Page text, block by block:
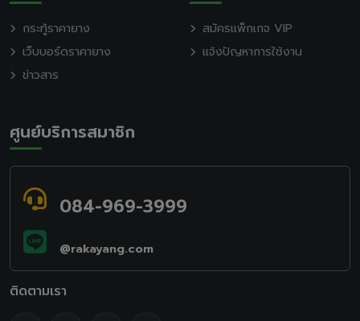
กระทู้ราคายาง
เว็บบอร์ดราคายาง
ข่าวสาร
สมัครแพ็กเกจ VIP
แจ้งปัญหาการใช้งาน
ศูนย์บริการสมาชิก
084-969-3999
@rakayang.com
ติดตามเรา